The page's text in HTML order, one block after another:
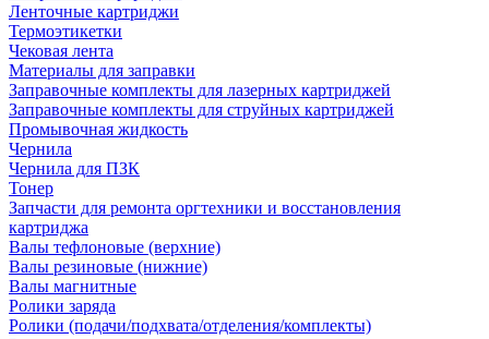
Ленточные картриджи
Термоэтикетки
Чековая лента
Материалы для заправки
Заправочные комплекты для лазерных картриджей
Заправочные комплекты для струйных картриджей
Промывочная жидкость
Чернила
Чернила для ПЗК
Тонер
Запчасти для ремонта оргтехники и восстановления
картриджа
Валы тефлоновые (верхние)
Валы резиновые (нижние)
Валы магнитные
Ролики заряда
Ролики (подачи/подхвата/отделения/комплекты)